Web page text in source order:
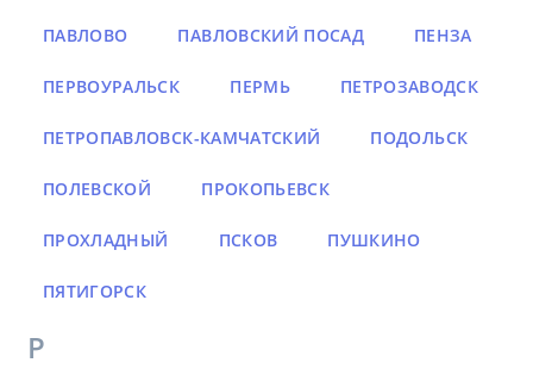
ПАВЛОВО ПАВЛОВСКИЙ ПОСАД ПЕНЗА
ПЕРВОУРАЛЬСК ПЕРМЬ ПЕТРОЗАВОДСК
ПЕТРОПАВЛОВСК-КАМЧАТСКИЙ ПОДОЛЬСК
ПОЛЕВСКОЙ ПРОКОПЬЕВСК
ПРОХЛАДНЫЙ ПСКОВ ПУШКИНО
ПЯТИГОРСК
Р